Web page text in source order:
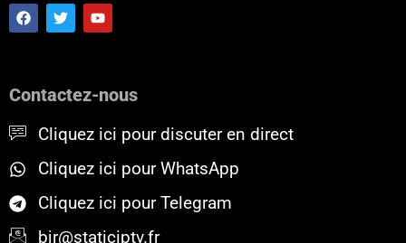
F
a
c
o
T
w
i
r
Y
o
u
e
Contactez-nous
Cliquez ici pour discuter en direct
Cliquez ici pour WhatsApp
Cliquez ici pour Telegram
bjr@staticiptv.fr